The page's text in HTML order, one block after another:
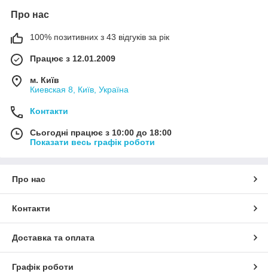
Про нас
100% позитивних з 43 відгуків за рік
Працює з 12.01.2009
м. Київ
Киевская 8, Київ, Україна
Контакти
Сьогодні працює з 10:00 до 18:00
Показати весь графік роботи
Про нас
Контакти
Доставка та оплата
Графік роботи